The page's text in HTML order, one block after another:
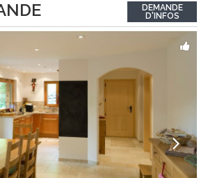
moderne. - 3 logements confortables :
4,5 pièces avec...
DEMANDE
D'INFOS